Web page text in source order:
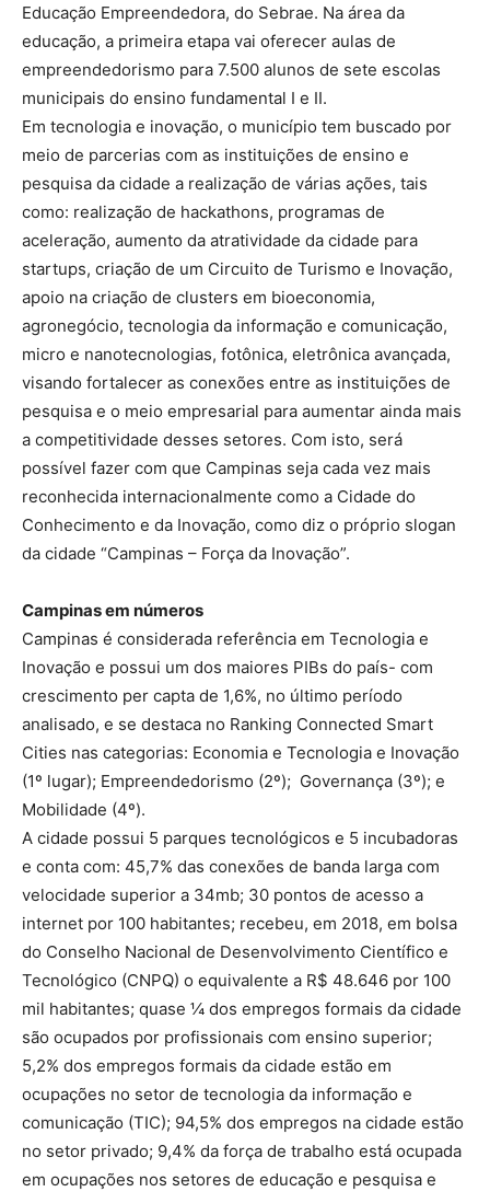
Educação Empreendedora, do Sebrae. Na área da
educação, a primeira etapa vai oferecer aulas de
empreendedorismo para 7.500 alunos de sete escolas
municipais do ensino fundamental I e II.
Em tecnologia e inovação, o município tem buscado por
meio de parcerias com as instituições de ensino e
pesquisa da cidade a realização de várias ações, tais
como: realização de hackathons, programas de
aceleração, aumento da atratividade da cidade para
startups, criação de um Circuito de Turismo e Inovação,
apoio na criação de clusters em bioeconomia,
agronegócio, tecnologia da informação e comunicação,
micro e nanotecnologias, fotônica, eletrônica avançada,
visando fortalecer as conexões entre as instituições de
pesquisa e o meio empresarial para aumentar ainda mais
a competitividade desses setores. Com isto, será
possível fazer com que Campinas seja cada vez mais
reconhecida internacionalmente como a Cidade do
Conhecimento e da Inovação, como diz o próprio slogan
da cidade “Campinas – Força da Inovação”.
Campinas em números
Campinas é considerada referência em Tecnologia e
Inovação e possui um dos maiores PIBs do país- com
crescimento per capta de 1,6%, no último período
analisado, e se destaca no Ranking Connected Smart
Cities nas categorias: Economia e Tecnologia e Inovação
(1º lugar); Empreendedorismo (2º); Governança (3º); e
Mobilidade (4º).
A cidade possui 5 parques tecnológicos e 5 incubadoras
e conta com: 45,7% das conexões de banda larga com
velocidade superior a 34mb; 30 pontos de acesso a
internet por 100 habitantes; recebeu, em 2018, em bolsa
do Conselho Nacional de Desenvolvimento Científico e
Tecnológico (CNPQ) o equivalente a R$ 48.646 por 100
mil habitantes; quase ¼ dos empregos formais da cidade
são ocupados por profissionais com ensino superior;
5,2% dos empregos formais da cidade estão em
ocupações no setor de tecnologia da informação e
comunicação (TIC); 94,5% dos empregos na cidade estão
no setor privado; 9,4% da força de trabalho está ocupada
em ocupações nos setores de educação e pesquisa e